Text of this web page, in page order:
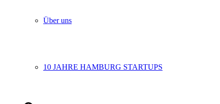
Über uns
10 JAHRE HAMBURG STARTUPS